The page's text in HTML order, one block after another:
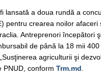
lansată a doua rundă a
pentru crearea noilor
Antreprenori începători
de până la 18 mii
agriculturii şi
PNUD, conform Trm.md